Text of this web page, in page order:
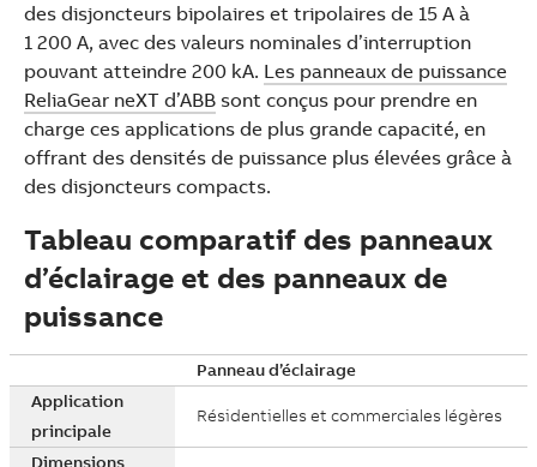
des disjoncteurs bipolaires et tripolaires de 15 A à
1 200 A, avec des valeurs nominales d’interruption
pouvant atteindre 200 kA. Les panneaux de puissance
ReliaGear neXT d’ABB sont conçus pour prendre en
charge ces applications de plus grande capacité, en
offrant des densités de puissance plus élevées grâce à
des disjoncteurs compacts.
Tableau comparatif des panneaux
d’éclairage et des panneaux de
puissance
Panneau d’éclairage
Résidentielles et commerciales légères
Application
principale
Dimensions